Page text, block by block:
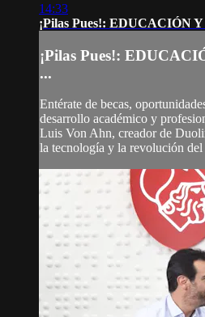
14:33
¡Pilas Pues!: EDUCACIÓN
¡Pilas Pues!:
...
Entérate de becas,
desarrollo académico y
Luis Von Ahn, creador de
la tecnología y la revolución